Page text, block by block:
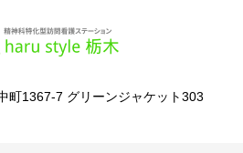
町1367-7 グリーンジャケット303